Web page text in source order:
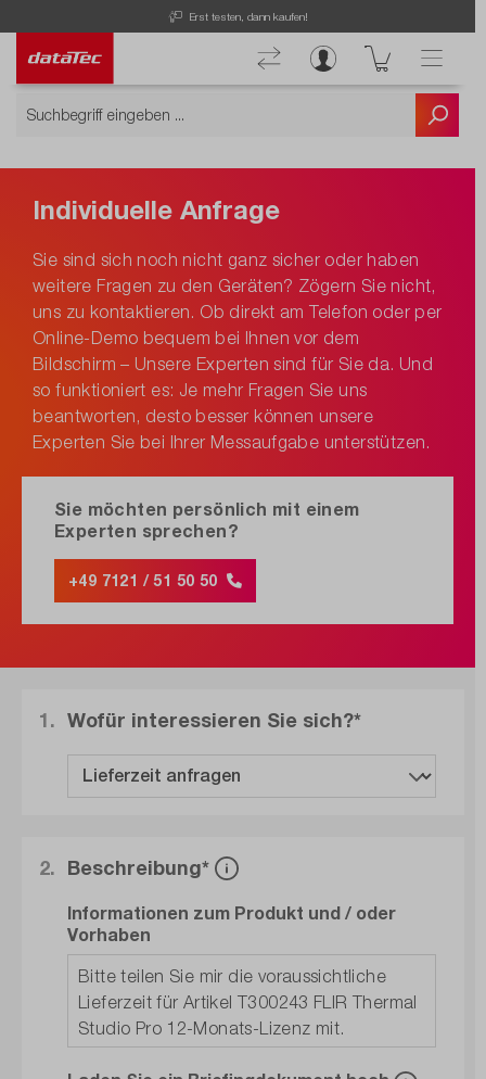
Erst testen, dann kaufen!
Individuelle Anfrage
Sie sind sich noch nicht ganz sicher oder haben
weitere Fragen zu den Geräten? Zögern Sie nicht,
uns zu kontaktieren. Ob direkt am Telefon oder per
Online-Demo bequem bei Ihnen vor dem
Bildschirm – Unsere Experten sind für Sie da. Und
so funktioniert es: Je mehr Fragen Sie uns
beantworten, desto besser können unsere
Experten Sie bei Ihrer Messaufgabe unterstützen.
Sie möchten persönlich mit einem
Experten sprechen?
+49 7121 / 51 50 50
Wofür interessieren Sie sich?*
1.
Beschreibung*
2.
Informationen zum Produkt und / oder
Vorhaben